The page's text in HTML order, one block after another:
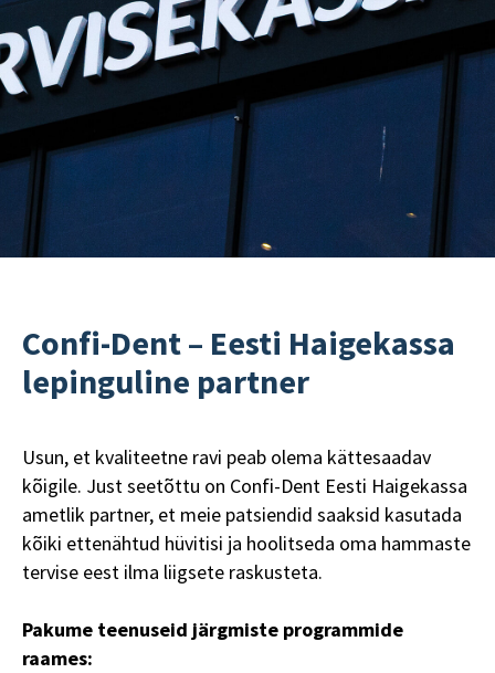
Confi-Dent – Eesti Haigekassa
lepinguline partner
Usun, et kvaliteetne ravi peab olema kättesaadav
kõigile. Just seetõttu on Confi-Dent Eesti Haigekassa
ametlik partner, et meie patsiendid saaksid kasutada
kõiki ettenähtud hüvitisi ja hoolitseda oma hammaste
tervise eest ilma liigsete raskusteta.
Pakume teenuseid järgmiste programmide
raames: